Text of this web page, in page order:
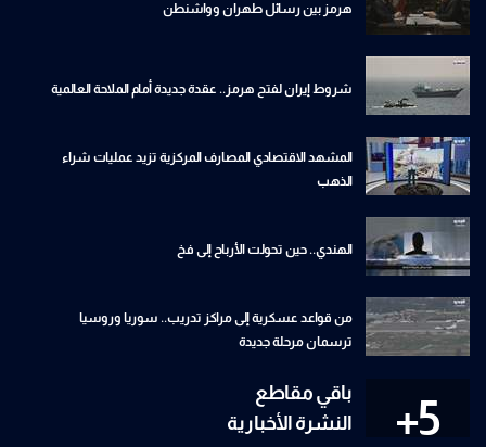
هرمز بين رسائل طهران وواشنطن
شروط إيران لفتح هرمز.. عقدة جديدة أمام الملاحة العالمية
المشهد الاقتصادي المصارف المركزية تزيد عمليات شراء
الذهب
الهندي.. حين تحولت الأرباح إلى فخ
من قواعد عسكرية إلى مراكز تدريب.. سوريا وروسيا
ترسمان مرحلة جديدة
5+
باقي مقاطع
النشرة الأخبارية